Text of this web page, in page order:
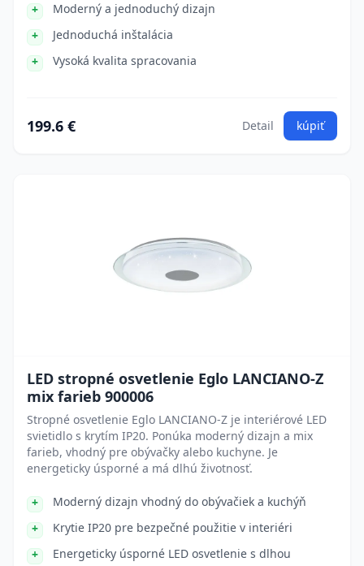
Moderný a jednoduchý dizajn
Jednoduchá inštalácia
Vysoká kvalita spracovania
199.6 € Detail kúpiť
LED stropné osvetlenie Eglo LANCIANO-Z
mix farieb 900006
Stropné osvetlenie Eglo LANCIANO-Z je interiérové LED
svietidlo s krytím IP20. Ponúka moderný dizajn a mix
farieb, vhodný pre obývačky alebo kuchyne. Je
energeticky úsporné a má dlhú životnosť.
Moderný dizajn vhodný do obývačiek a kuchýň
Krytie IP20 pre bezpečné použitie v interiéri
Energeticky úsporné LED osvetlenie s dlhou